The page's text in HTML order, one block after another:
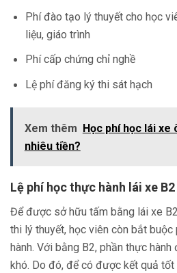
Phí đào tạo lý thuyết cho học
liệu, giáo trình
Phí cấp chứng chỉ nghề
Lệ phí đăng ký thi sát hạch
Xem thêm
Học phí học lái xe
nhiêu tiền?
Lệ phí học thực hành lái xe B2
Để được sở hữu tấm bằng lái xe
thi lý thuyết, học viên còn bắt
hành. Với bằng B2, phần thực
khó. Do đó, để có được kết quả